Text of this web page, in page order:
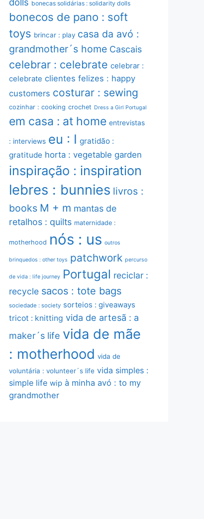
bonecas solidárias : solidarity dolls
bonecos de pano : soft
toys brincar : play casa da avó :
grandmother´s home Cascais
celebrar : celebrate celebrar :
celebrate clientes felizes : happy
customers costurar : sewing
cozinhar : cooking crochet Dress a Girl Portugal
em casa : at home entrevistas
: interviews eu : I gratidão :
gratitude horta : vegetable garden
inspiração : inspiration
lebres : bunnies livros :
books M + m mantas de
retalhos : quilts maternidade :
motherhood nós : us outros
brinquedos : other toys patchwork percurso
de vida : life journey Portugal reciclar :
recycle sacos : tote bags
sociedade : society sorteios : giveaways
tricot : knitting vida de artesã : a
maker´s life vida de mãe
: motherhood vida de
voluntária : volunteer´s life vida simples :
simple life wip à minha avó : to my
grandmother